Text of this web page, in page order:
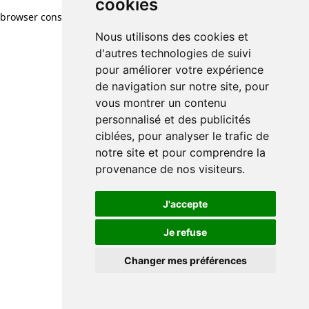
cookies
Nous utilisons des cookies et
d'autres technologies de suivi
pour améliorer votre expérience
de navigation sur notre site, pour
vous montrer un contenu
personnalisé et des publicités
ciblées, pour analyser le trafic de
notre site et pour comprendre la
provenance de nos visiteurs.
J'accepte
Je refuse
Changer mes préférences
browser console for more information)